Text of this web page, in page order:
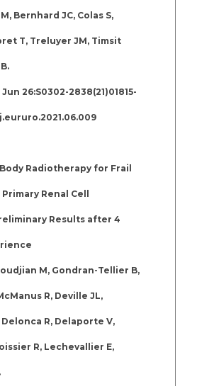
Bernhard JC, Colas S,
T, Treluyer JM, Timsit
26:S0302-2838(21)01815-
j.eururo.2021.06.009
Radiotherapy for Frail
Renal Cell
Results after 4
M, Gondran-Tellier B,
R, Deville JL,
R, Delaporte V,
R, Lechevallier E,